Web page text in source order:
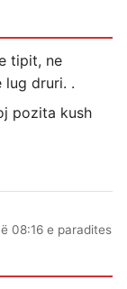
tipit, ne
lug druri. .
pozita kush
08:16 e paradites